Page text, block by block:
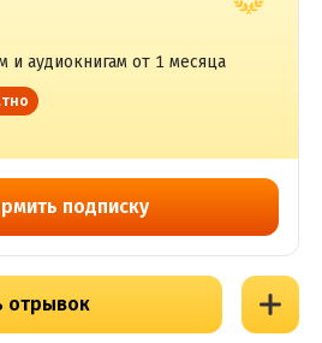
и аудиокнигам от 1 месяца
подписку
отрывок